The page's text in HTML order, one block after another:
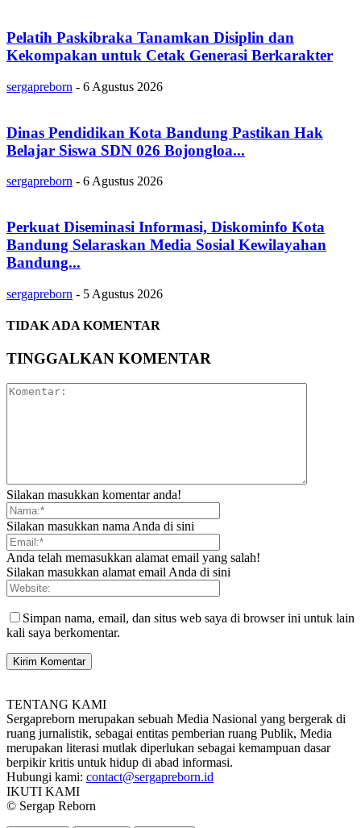
Pelatih Paskibraka Tanamkan Disiplin dan
Kekompakan untuk Cetak Generasi Berkarakter
sergapreborn - 6 Agustus 2026
Dinas Pendidikan Kota Bandung Pastikan Hak
Belajar Siswa SDN 026 Bojongloa...
sergapreborn - 6 Agustus 2026
Perkuat Diseminasi Informasi, Diskominfo Kota
Bandung Selaraskan Media Sosial Kewilayahan
Bandung...
sergapreborn - 5 Agustus 2026
TIDAK ADA KOMENTAR
TINGGALKAN KOMENTAR
Silakan masukkan komentar anda!
Silakan masukkan nama Anda di sini
Anda telah memasukkan alamat email yang salah!
Silakan masukkan alamat email Anda di sini
Simpan nama, email, dan situs web saya di browser ini untuk lain
kali saya berkomentar.
TENTANG KAMI
Sergapreborn merupakan sebuah Media Nasional yang bergerak di
ruang jurnalistik, sebagai entitas pemberian ruang Publik, Media
merupakan literasi mutlak diperlukan sebagai kemampuan dasar
berpikir kritis untuk hidup di abad informasi.
Hubungi kami: contact@sergapreborn.id
IKUTI KAMI
© Sergap Reborn